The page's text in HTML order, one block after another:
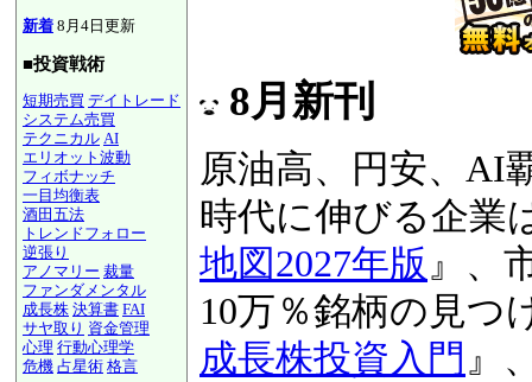
新着 8月4日更新
■投資戦術
短期売買 デイトレード
システム売買
テクニカル AI
エリオット波動
フィボナッチ
一目均衡表
酒田五法
トレンドフォロー
逆張り
アノマリー 裁量
ファンダメンタル
成長株 決算書 FAI
サヤ取り 資金管理
心理 行動心理学
危機 占星術 格言
8月新刊
原油高、円安、
激動の時代に伸び
『図解！業界地図
版』、市場平均を
万％銘柄の見つけ